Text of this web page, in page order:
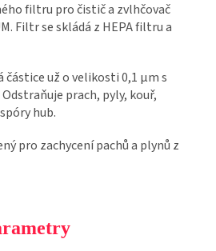
filtru pro čistič a zvlhčovač
Filtr se skládá z HEPA filtru a
částice už o velikosti 0,1 µm s
prach, pyly, kouř,
hub.
pro zachycení pachů a plynů z